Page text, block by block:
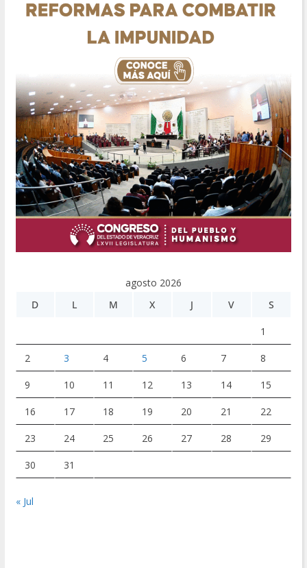
agosto 2026
D
L M X J V S
1
2 3 4 5 6 7 8
9 10 11 12 13 14 15
16 17 18 19 20 21 22
23 24 25 26 27 28 29
30 31
« Jul